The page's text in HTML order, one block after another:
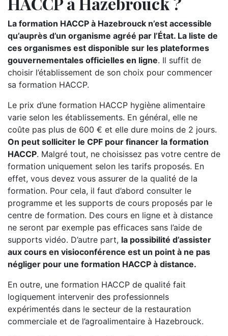
La formation HACCP à Hazebrouck n’est accessible
qu’auprès d’un organisme agréé par l’État. La liste de
ces organismes est disponible sur les plateformes
gouvernementales officielles en ligne. Il suffit de
choisir l’établissement de son choix pour commencer
sa formation HACCP.
Le prix d’une formation HACCP hygiène alimentaire
varie selon les établissements. En général, elle ne
coûte pas plus de 600 € et elle dure moins de 2 jours.
On peut solliciter le CPF pour financer la formation
HACCP. Malgré tout, ne choisissez pas votre centre de
formation uniquement selon les tarifs proposés. En
effet, vous devez vous assurer de la qualité de la
formation. Pour cela, il faut d’abord consulter le
programme et les supports de cours proposés par le
centre de formation. Des cours en ligne et à distance
ne seront par exemple pas efficaces sans l’aide de
supports vidéo. D’autre part, la possibilité d’assister
aux cours en visioconférence est un point à ne pas
négliger pour une formation HACCP à distance.
En outre, une formation HACCP de qualité fait
logiquement intervenir des professionnels
expérimentés dans le secteur de la restauration
commerciale et de l’agroalimentaire à Hazebrouck.